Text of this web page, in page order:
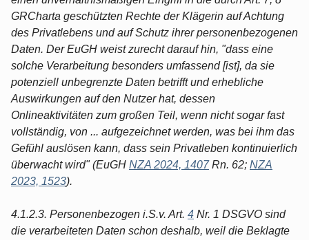
GRCharta geschützten Rechte der Klägerin auf Achtung
des Privatlebens und auf Schutz ihrer personenbezogenen
Daten. Der EuGH weist zurecht darauf hin, "dass eine
solche Verarbeitung besonders umfassend [ist], da sie
potenziell unbegrenzte Daten betrifft und erhebliche
Auswirkungen auf den Nutzer hat, dessen
Onlineaktivitäten zum großen Teil, wenn nicht sogar fast
vollständig, von ... aufgezeichnet werden, was bei ihm das
Gefühl auslösen kann, dass sein Privatleben kontinuierlich
überwacht wird" (EuGH NZA 2024, 1407Rn. 62; NZA
2023, 1523).
4.1.2.3. Personenbezogen i.S.v. Art. 4 Nr. 1 DSGVO sind
die verarbeiteten Daten schon deshalb, weil die Beklagte